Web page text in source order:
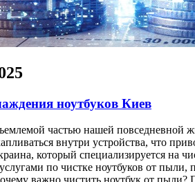
ноутбуков Киев
частью нашей
внутри устройства, что
который специализируется на
по чистке ноутбуков от